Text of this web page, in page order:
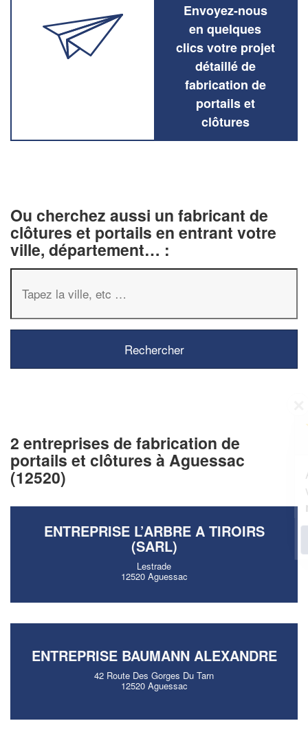
Envoyez-nous
en quelques
clics votre projet
détaillé de
fabrication de
portails et
clôtures
Ou cherchez aussi un fabricant de
clôtures et portails en entrant votre
ville, département… :
2 entreprises de fabrication de
portails et clôtures à Aguessac
(12520)
ENTREPRISE L’ARBRE A TIROIRS
(SARL)
Lestrade
12520 Aguessac
ENTREPRISE BAUMANN ALEXANDRE
42 Route Des Gorges Du Tarn
12520 Aguessac
professionnel ?
Augmentez votre
nouveaux clients!
En savoir plus